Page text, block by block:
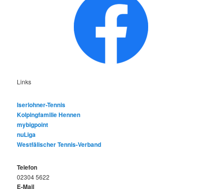
Links
Iserlohner-Tennis
Kolpingfamilie Hennen
mybigpoint
nuLiga
Westfälischer Tennis-Verband
Telefon
02304 5622
E-Mail